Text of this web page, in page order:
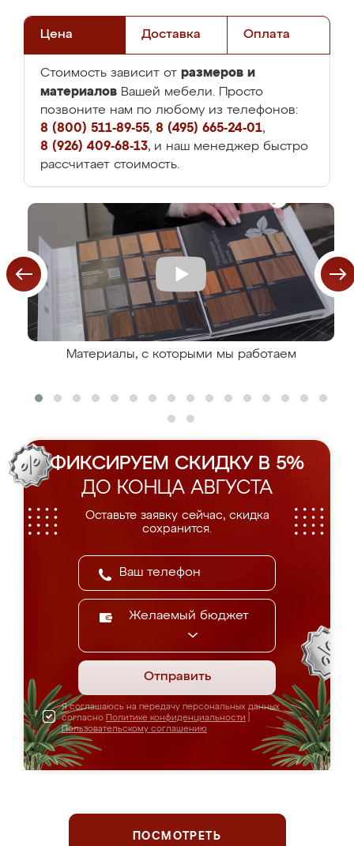
Цена Доставка Оплата
Стоимость зависит от размеров и
материалов Вашей мебели. Просто
позвоните нам по любому из телефонов:
8 (800) 511-89-55, 8 (495) 665-24-01,
8 (926) 409-68-13, и наш менеджер быстро
рассчитает стоимость.
Материалы, с которыми мы работаем
ФИКСИРУЕМ СКИДКУ В 5%
ДО КОНЦА АВГУСТА
Оставьте заявку сейчас, скидка
сохранится.
Желаемый бюджет
Отправить
Я соглашаюсь на передачу персональных данных
согласно Политике конфиденциальности
Пользовательскому соглашению
ПОСМОТРЕТЬ